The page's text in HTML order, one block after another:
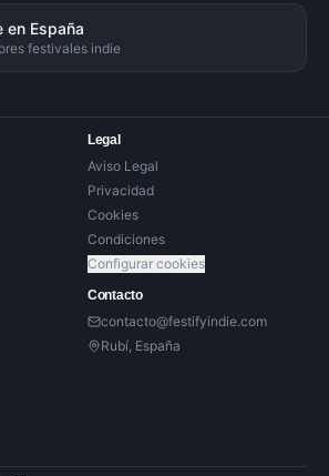
en España
festivales indie
Legal
Aviso Legal
Privacidad
Cookies
Condiciones
Configurar cookies
Contacto
contacto@festifyindie.com
Rubí, España